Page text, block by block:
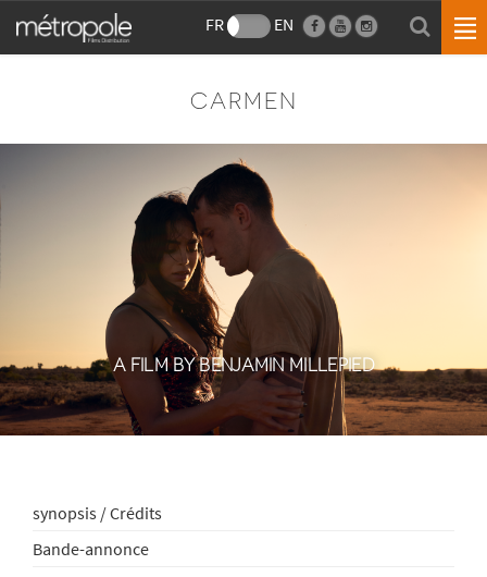
FR EN
CARMEN
A FILM BY BENJAMIN MILLEPIED
synopsis / Crédits
Bande-annonce